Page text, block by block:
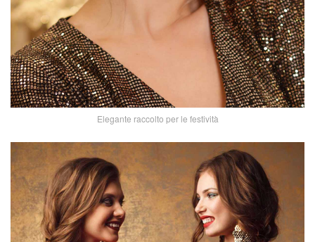
Elegante raccolto per le festività